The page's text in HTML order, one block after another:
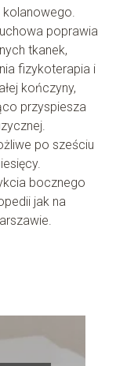
kolanowego.
poprawia
tkanek,
fizykoterapia i
kończyny,
przyspiesza
po sześciu
bocznego
jak na